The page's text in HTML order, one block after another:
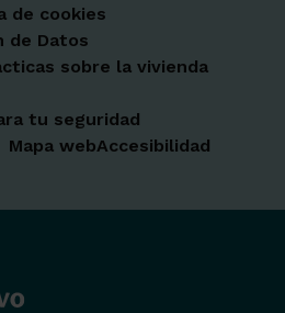
de cookies
de Datos
sobre la vivienda
tu seguridad
Mapa webAccesibilidad